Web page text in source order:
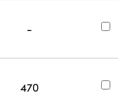
-
470